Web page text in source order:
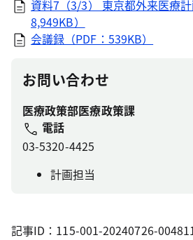
資料7（3/3） 東京都外来医療計
8,949KB）
会議録（PDF：539KB）
お問い合わせ
医療政策部医療政策課
電話
03-5320-4425
計画担当
記事ID：115-001-20240726-